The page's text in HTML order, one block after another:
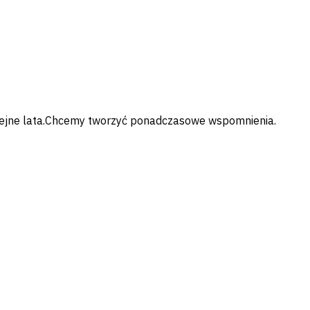
lata.Chcemy tworzyć ponadczasowe wspomnienia.